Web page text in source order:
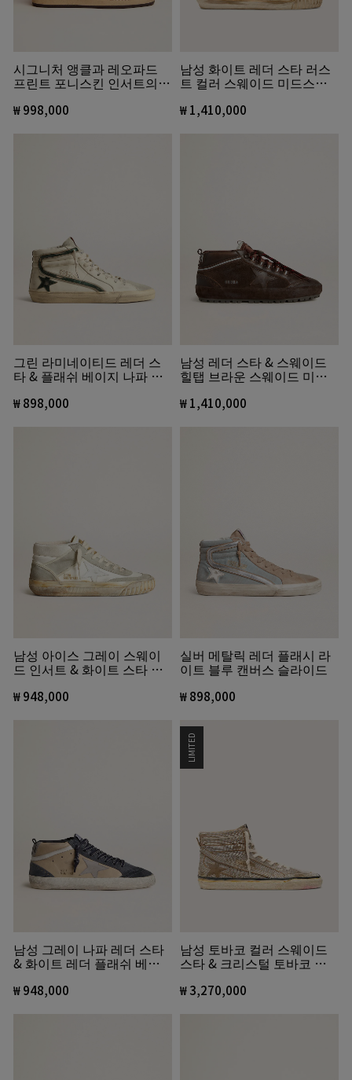
시그니처 앵클과 레오파드
프린트 포니스킨 인서트의
₩ 998,000
남성 화이트 레더 스타 러스
트 컬러 스웨이드 미드스타
₩ 1,410,000
그린 라미네이티드 레더 스
타 & 플래쉬 베이지 나파 슬
₩ 898,000
남성 레더 스타 & 스웨이드
힐탭 브라운 스웨이드 미드
₩ 1,410,000
남성 아이스 그레이 스웨이
드 인서트 & 화이트 스타 미
₩ 948,000
실버 메탈릭 레더 플래시 라
이트 블루 캔버스 슬라이드
₩ 898,000
남성 그레이 나파 레더 스타
& 화이트 레더 플래쉬 베이
타
₩ 948,000
LIMITED
남성 토바코 컬러 스웨이드
스타 & 크리스털 토바코 컬
스니커즈
₩ 3,270,000